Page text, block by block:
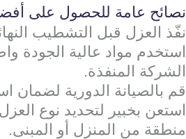
نصائح عامة للحصول على
نفّذ العزل قبل التشطيب
استخدم مواد عالية الجودة
الشركة المنفذة.
قم بالصيانة الدورية لضمان
استعن بخبير لتحديد نوع
منطقة من المنزل أو المبنى.